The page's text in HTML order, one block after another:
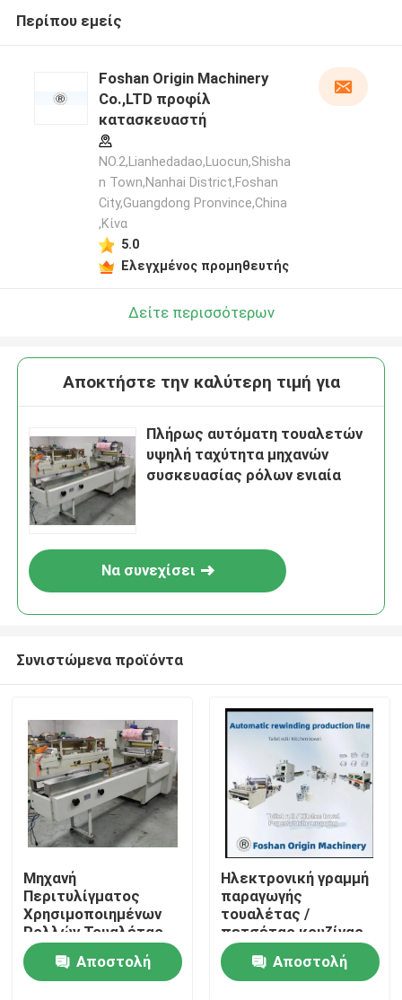
Σπίτι
Προϊόντα
Περίπου εμείς
Foshan Origin Machinery
Co.,LTD προφίλ
κατασκευαστή
NO.2,Lianhedadao,Luocun,Shisha
n Town,Nanhai District,Foshan
City,Guangdong Pronvince,China
,Κίνα
5.0
Ελεγχμένος προμηθευτής
Δείτε περισσότερων
Αποκτήστε την καλύτερη τιμή για
Πλήρως αυτόματη τουαλετών
υψηλή ταχύτητα μηχανών
συσκευασίας ρόλων ενιαία
Να συνεχίσει
Συνιστώμενα προϊόντα
Μηχανή
Περιτυλίγματος
Χρησιμοποιημένων
Ρολλών Τουαλέτας
Αποστολή
Ηλεκτρονική γραμμή
παραγωγής
τουαλέτας /
πετσέτας κουζίνας
Αποστολή